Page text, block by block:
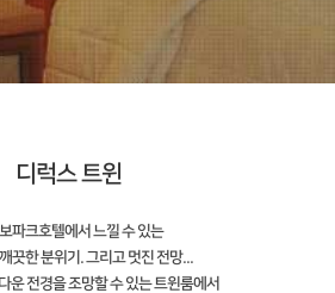
디럭스 트윈
파크호텔에서 느낄 수 있는
끗한 분위기. 그리고 멋진 전망...
운 전경을 조망할 수 있는 트윈룸에서